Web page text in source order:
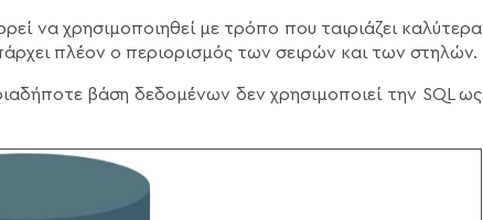
να χρησιμοποιηθεί με τρόπο που ταιριάζει καλύτερα
πλέον ο περιορισμός των σειρών και των στηλών.
βάση δεδομένων δεν χρησιμοποιεί την SQL ως